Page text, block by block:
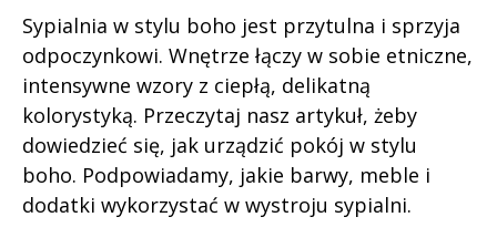
Sypialnia w stylu boho jest przytulna i sprzyja
odpoczynkowi. Wnętrze łączy w sobie etniczne,
intensywne wzory z ciepłą, delikatną
kolorystyką. Przeczytaj nasz artykuł, żeby
dowiedzieć się, jak urządzić pokój w stylu
boho. Podpowiadamy, jakie barwy, meble i
dodatki wykorzystać w wystroju sypialni.